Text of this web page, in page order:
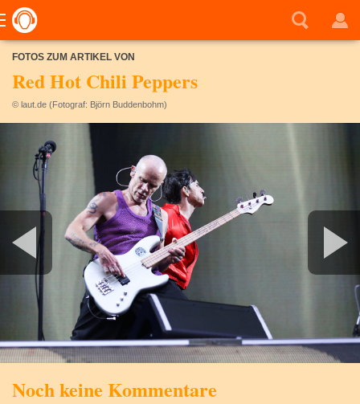
FOTOS ZUM ARTIKEL VON
Red Hot Chili Peppers
© laut.de (Fotograf: Björn Buddenbohm)
Noch keine Kommentare